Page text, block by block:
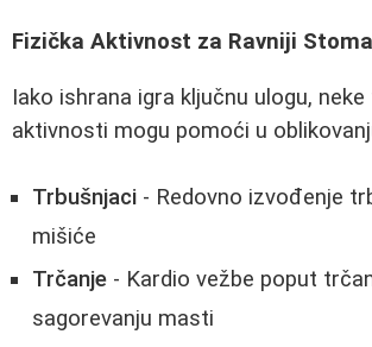
Fizička Aktivnost za Ravniji
Iako ishrana igra ključnu ulogu,
aktivnosti mogu pomoći u
Trbušnjaci - Redovno izvođenje
mišiće
Trčanje - Kardio vežbe poput
sagorevanju masti